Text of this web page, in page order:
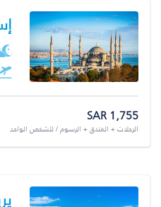
SAR 1,755
الرحلات + الفندق + الرسوم / للشخص الواحد